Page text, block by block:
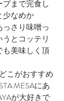
まで完食し
少なめか
さり味噌っ
とコッテリ
も美味しく頂
こがおすすめ
MESAにあ
が大好きで